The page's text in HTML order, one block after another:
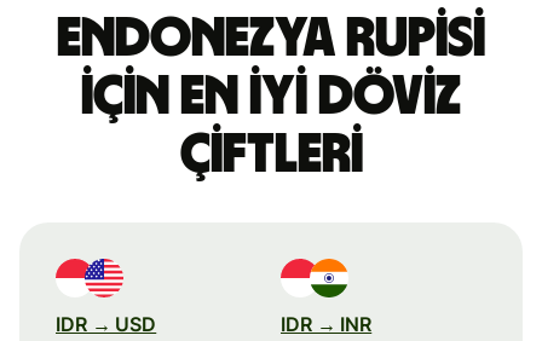
Endonezya rupisi
için en iyi döviz
çiftleri
IDR → USD IDR → INR